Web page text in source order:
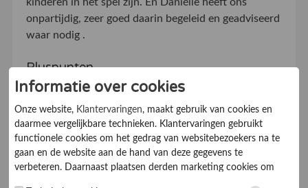
kinderen in het spel zijn. En Daniélle heeft ons
onpartijdig, zeer goed daarin begeleid en geadviseerd
waar nodig .
Pluspunten
Goede en duidelijke begeleiding ..
Klantvriendelijkheid 9.5
Informatieverstrekking
Informatie over cookies
Onze website, Klantervaringen, maakt gebruik van cookies en
daarmee vergelijkbare technieken. Klantervaringen gebruikt
functionele cookies om het gedrag van websitebezoekers na te
gaan en de website aan de hand van deze gegevens te
verbeteren. Daarnaast plaatsen derden marketing cookies om